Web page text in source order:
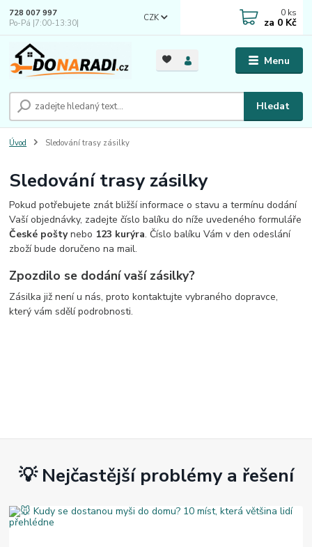
Menu
CZK
Hledat
728 007 997
Po-Pá |7:00-13:30|
0 ks
za 0 Kč
Úvod Sledování trasy zásilky
Sledování trasy zásilky
Pokud potřebujete znát bližší informace o stavu a termínu dodání
Vaší objednávky, zadejte číslo balíku do níže uvedeného formuláře
České poštynebo 123 kurýra. Číslo balíku Vám v den odeslání
zboží bude doručeno na mail.
Zpozdilo se dodání vaší zásilky?
Zásilka již není u nás, proto kontaktujte vybraného dopravce,
který vám sdělí podrobnosti.
💡 Nejčastější problémy a řešení